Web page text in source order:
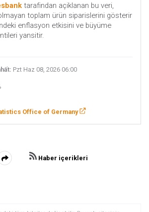
tarafindan açiklanan bu veri,
toplam ürün siparislerini gösterir
enflasyon etkisini ve büyüme
yansitir.
Pzt Haz 08, 2026 06:00
Office of Germany
Haber içerikleri